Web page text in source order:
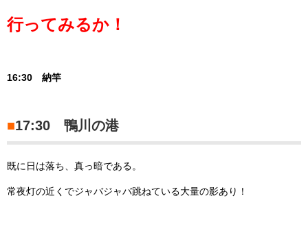
行ってみるか！
16:30 納竿
■17:30 鴨川の港
既に日は落ち、真っ暗である。
常夜灯の近くでジャバジャバ跳ねている大量の影あり！